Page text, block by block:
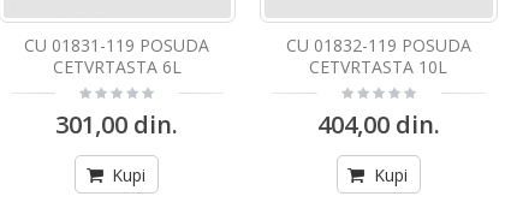
CU 01831-119 POSUDA
CETVRTASTA 6L
301,00 din.
Kupi
CU 01832-119 POSUDA
CETVRTASTA 10L
404,00 din.
Kupi